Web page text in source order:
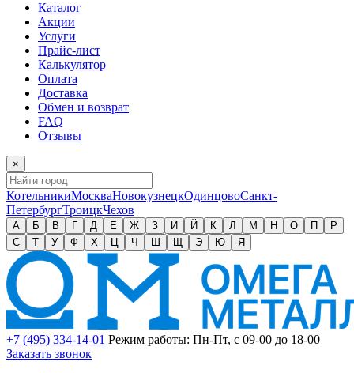
Каталог
Акции
Услуги
Прайс-лист
Калькулятор
Оплата
Доставка
Обмен и возврат
FAQ
Отзывы
×
КотельникиМоскваНовокузнецкОдинцовоСанкт-
ПетербургТроицкЧехов
А Б В Г Д Е Ж З И Й К Л М Н О П
Р
С
Т У Ф Х Ц Ч Ш Щ Э Ю Я
+7 (495) 334-14-01 Режим работы: Пн-Пт, с 09-00 до 18-00
Заказать звонок